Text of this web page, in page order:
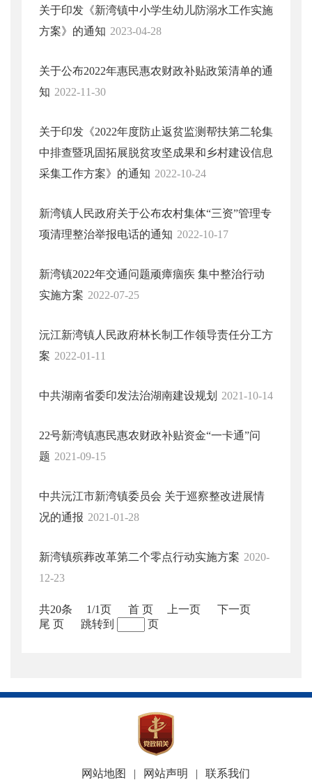
关于印发《新湾镇中小学生幼儿防溺水工作实施
方案》的通知 2023-04-28
关于公布2022年惠民惠农财政补贴政策清单的通
知 2022-11-30
关于印发《2022年度防止返贫监测帮扶第二轮集
中排查暨巩固拓展脱贫攻坚成果和乡村建设信息
采集工作方案》的通知 2022-10-24
新湾镇人民政府关于公布农村集体“三资”管理专
项清理整治举报电话的通知 2022-10-17
新湾镇2022年交通问题顽瘴痼疾 集中整治行动
实施方案 2022-07-25
沅江新湾镇人民政府林长制工作领导责任分工方
案 2022-01-11
中共湖南省委印发法治湖南建设规划 2021-10-14
22号新湾镇惠民惠农财政补贴资金“一卡通”问
题 2021-09-15
中共沅江市新湾镇委员会 关于巡察整改进展情
况的通报 2021-01-28
新湾镇殡葬改革第二个零点行动实施方案 2020-
12-23
共20条 1/1页 首 页 上一页
下一页
尾 页
跳转到 页
网站地图 | 网站声明 | 联系我们